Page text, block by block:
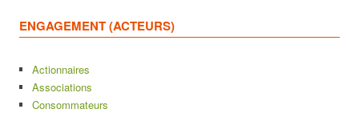
ENGAGEMENT (ACTEURS)
Actionnaires
Associations
Consommateurs